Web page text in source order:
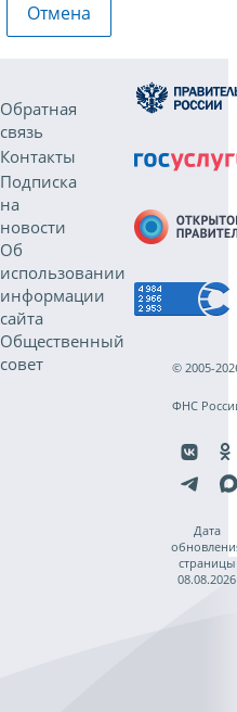
Отмена
Обратная
связь
Контакты
Подписка
на
новости
Об
использовании
информации
сайта
Общественный
совет
© 2005-
ФНС
Дата
страницы
08.08.2026